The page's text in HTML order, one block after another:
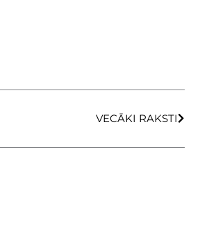
VECĀKI RAKSTI